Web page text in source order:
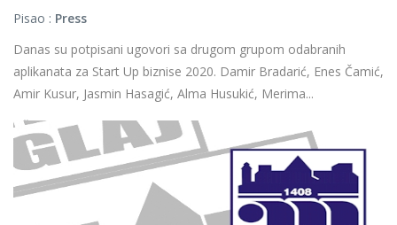
Pisao : Press
Danas su potpisani ugovori sa drugom grupom odabranih
aplikanata za Start Up biznise 2020. Damir Bradarić, Enes Čamić,
Amir Kusur, Jasmin Hasagić, Alma Husukić, Merima...
Više...